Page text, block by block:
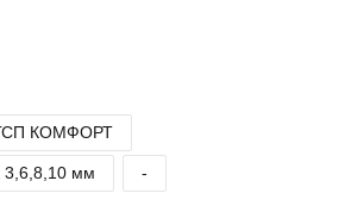
КОМФОРТ
мм -